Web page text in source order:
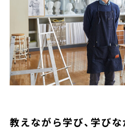
教えながら学び、学び